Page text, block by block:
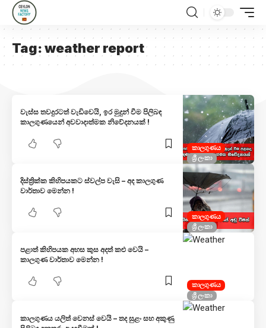
Tag:weather report
කාලගුණය
ශ්‍රී ලංකා
වැස්ස තවදුරටත් වැඩිවෙයි, ඉර මුදුන් වීම පිලිබඳ
කාලගුණයෙන් අවවාදාත්මක නිවේදනයක් !
කාලගුණය
ශ්‍රී ලංකා
දිස්ත්‍රික්ක කිහිපයකට ස්වල්ප වැසි – අද කාලගුණ
වාර්තාව මෙන්න !
කාලගුණය
ශ්‍රී ලංකා
පළාත් කිහිපයක අහස කුස අදත් කළු වෙයි –
කාලගුණ වාර්තාව මෙන්න !
කාලගුණය යලිත් වෙනස් වෙයි – තද සුළං සහ අකුණු